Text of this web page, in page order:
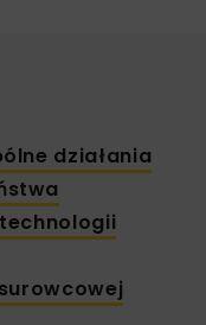
działania